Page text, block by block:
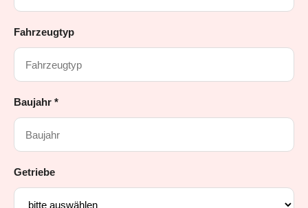
Fahrzeugtyp
Baujahr *
Getriebe